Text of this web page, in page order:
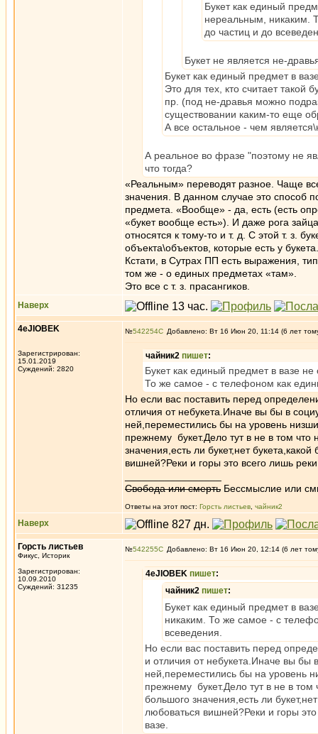
Букет как единый
нереальным, никаким.
до частиц и до
Букет не является не-
Букет как единый предмет в
Это для тех, кто считает такой
пр. (под не-дравья можно
существовании каким-то еще
А все остальное - чем
А реальное во фразе "поэтому не
что тогда?
«Реальным» переводят разное. Чаще
значения. В данном случае это способ
предмета. «Вообще» - да, есть (есть
«букет вообще есть»). И даже рога
относятся к тому-то и т. д. С этой т. з.
объекта\объектов, которые есть у
Кстати, в Сутрах ПП есть выражения,
том же - о единых предметах «там».
Это все с т. з. прасангиков.
Наверх
4eJIOBEK
Зарегистрирован:
15.01.2019
Суждений: 2820
№542254 Добавлено: Вт 16 Июн 20, 11:14 (6 лет
чайник2 пишет:
Букет как единый предмет в вазе
То же самое - с телефоном как
Но если вас поставить перед
отличия от небукета.Иначе вы бы в
ней,переместились бы на уровень
прежнему букет.Дело тут в не в том что
значения,есть ли букет,нет
вишней?Реки и горы это всего лишь
Свобода или смерть Бессмыслие или
Ответы на этот пост: Горсть листьев чайник2
Наверх
Горсть листьев
Фикус, Историк
Зарегистрирован:
10.09.2010
Суждений: 31235
№542255 Добавлено: Вт 16 Июн 20, 12:14 (6 лет
4eJIOBEK пишет:
чайник2 пишет:
Букет как единый предмет в
никаким. То же самое - с
всеведения.
Но если вас поставить перед
и отличия от небукета.Иначе вы бы
ней,переместились бы на уровень
прежнему букет.Дело тут в не в том
большого значения,есть ли
любоваться вишней?Реки и горы это
вазе.